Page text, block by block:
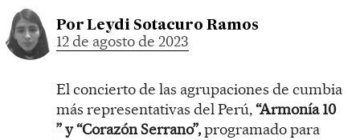
Por Leydi Sotacuro Ramos
12 de agosto de 2023
El concierto de las agrupaciones de cumbia
más representativas del Perú,“Armonía 10
” y “Corazón Serrano”,programado para